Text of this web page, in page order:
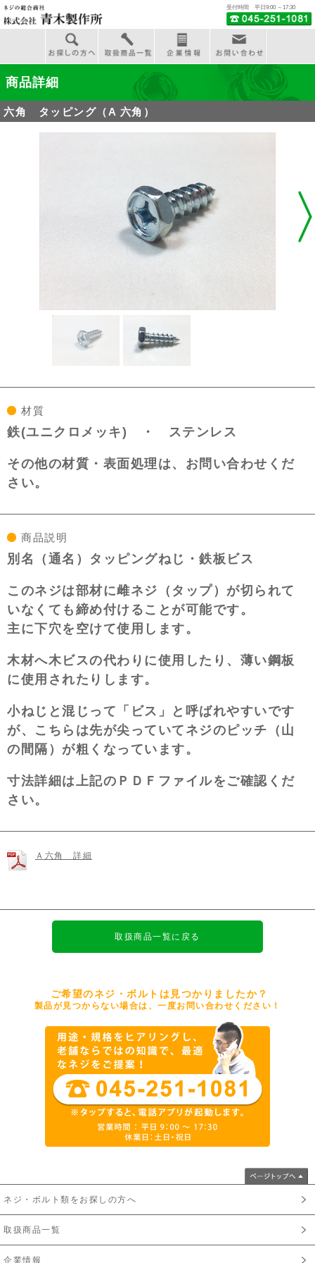
受付時間 平日9:00 ～17:30
商品詳細
六角 タッピング（A 六角）
材質
鉄(ユニクロメッキ) ・ ステンレス
その他の材質・表面処理は、お問い合わせくだ
さい。
商品説明
別名（通名）タッピングねじ・鉄板ビス
このネジは部材に雌ネジ（タップ）が切られて
いなくても締め付けることが可能です。
主に下穴を空けて使用します。
木材へ木ビスの代わりに使用したり、薄い鋼板
に使用されたりします。
小ねじと混じって「ビス」と呼ばれやすいです
が、こちらは先が尖っていてネジのピッチ（山
の間隔）が粗くなっています。
寸法詳細は上記のＰＤＦファイルをご確認くだ
さい。
Ａ六角 詳細
取扱商品一覧に戻る
ご希望のネジ・ボルトは見つかりましたか？
製品が見つからない場合は、一度お問い合わせください！
ネジ・ボルト類をお探しの方へ
取扱商品一覧
企業情報